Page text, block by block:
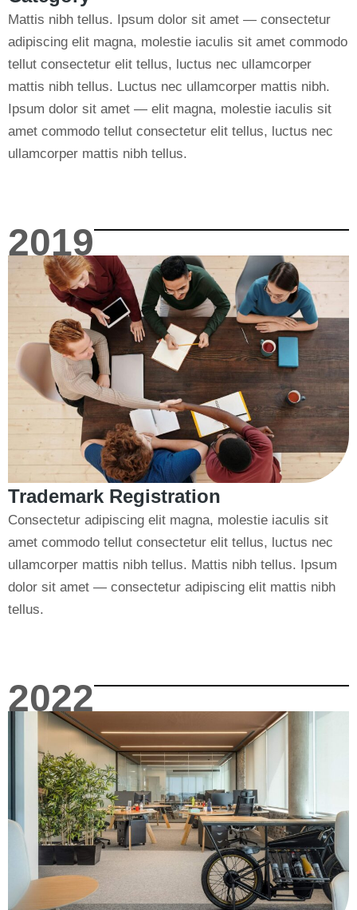
Mattis nibh tellus. Ipsum dolor sit amet — consectetur
adipiscing elit magna, molestie iaculis sit amet commodo
tellut consectetur elit tellus, luctus nec ullamcorper
mattis nibh tellus. Luctus nec ullamcorper mattis nibh.
Ipsum dolor sit amet — elit magna, molestie iaculis sit
amet commodo tellut consectetur elit tellus, luctus nec
ullamcorper mattis nibh tellus.
2019
Trademark Registration
Consectetur adipiscing elit magna, molestie iaculis sit
amet commodo tellut consectetur elit tellus, luctus nec
ullamcorper mattis nibh tellus. Mattis nibh tellus. Ipsum
dolor sit amet — consectetur adipiscing elit mattis nibh
tellus.
2022